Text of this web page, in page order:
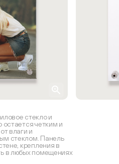
стекло и
четким и
влаги и
стеклом. Панель
крепления в
в любых помещениях